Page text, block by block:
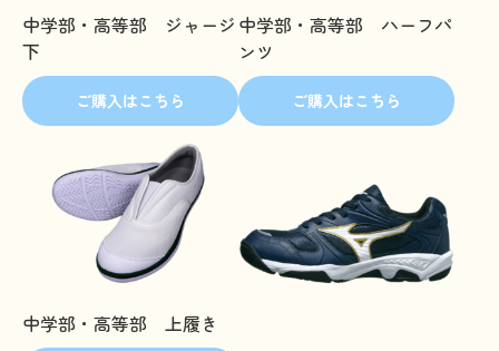
中学部・高等部 ジャージ
下
ご購入はこちら
中学部・高等部 ハーフパ
ンツ
ご購入はこちら
中学部・高等部 上履き